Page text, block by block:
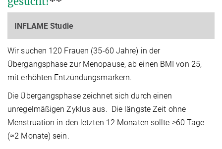
INFLAME Studie
Wir suchen 120 Frauen (35-60 Jahre) in der
Übergangsphase zur Menopause, ab einen BMI von 25,
mit erhöhten Entzündungsmarkern.
Die Übergangsphase zeichnet sich durch einen
unregelmäßigen Zyklus aus. Die längste Zeit ohne
Menstruation in den letzten 12 Monaten sollte ≥60 Tage
(≈2 Monate) sein.